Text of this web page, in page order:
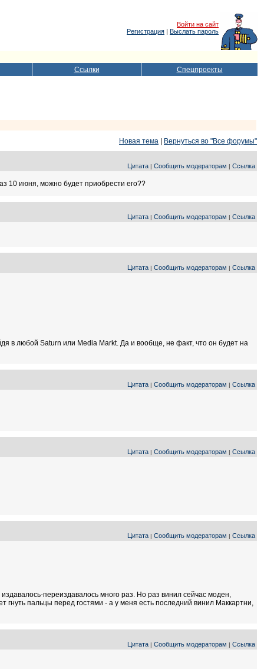
Войти на сайт
Регистрация | Выслать пароль
Ссылки Спецпроекты
Новая тема
Вернуться во "Все форумы"
Цитата | Сообщить модераторам | Ссылка
10 июня, можно будет приобрести его??
Цитата | Сообщить модераторам | Ссылка
Цитата | Сообщить модераторам | Ссылка
в любой Saturn или Media Markt. Да и вообще, не факт, что он будет на
Цитата | Сообщить модераторам | Ссылка
Цитата | Сообщить модераторам | Ссылка
Цитата | Сообщить модераторам | Ссылка
переиздавалось много раз. Но раз винил сейчас моден,
пальцы перед гостями - а у меня есть последний винил Маккартни,
Цитата | Сообщить модераторам | Ссылка